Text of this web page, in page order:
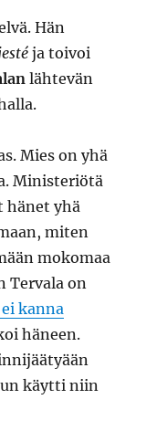
Hän
ja toivoi
lähtevän
Mies on yhä
Ministeriötä
hänet yhä
miten
mokomaa
Tervala on
kanna
häneen.
käytti niin